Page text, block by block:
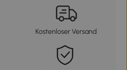
Kostenloser Versand